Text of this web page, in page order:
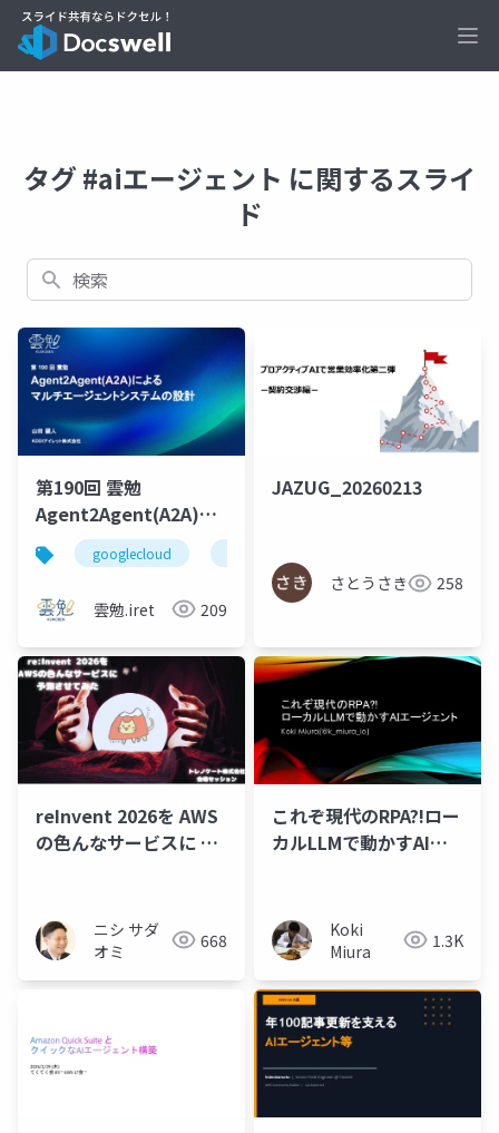
タグ #aiエージェント に関するスライ
ド
検索
第190回 雲勉
Agent2Agent(A2A)に
よるマルチエージェン
トシステムの設計
googlecloud
雲勉.iret 209
JAZUG_20260213
さとうさき 258
reInvent 2026を AWS
の色んなサービスに 予
ニシ サダ
オミ
668
これぞ現代のRPA?!ロー
カルLLMで動かすAIエ
Koki
Miura
1.3K